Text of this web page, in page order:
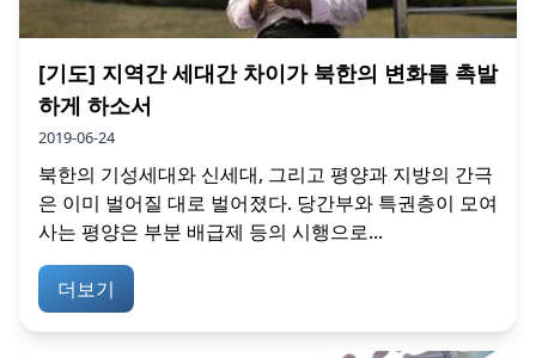
[기도] 지역간 세대간 차이가 북한의 변화를 촉발
하게 하소서
2019-06-24
북한의 기성세대와 신세대, 그리고 평양과 지방의 간극
은 이미 벌어질 대로 벌어졌다. 당간부와 특권층이 모여
사는 평양은 부분 배급제 등의 시행으로...
더보기